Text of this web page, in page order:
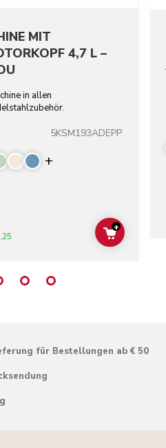
MIT
4,7 L –
in allen
5KSM193ADEPP
Display more
ADD TO
+
für Bestellungen ab € 50